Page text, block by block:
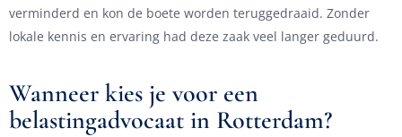
verminderd en kon de boete worden teruggedraaid. Zonder
lokale kennis en ervaring had deze zaak veel langer geduurd.
Wanneer kies je voor een
belastingadvocaat in Rotterdam?